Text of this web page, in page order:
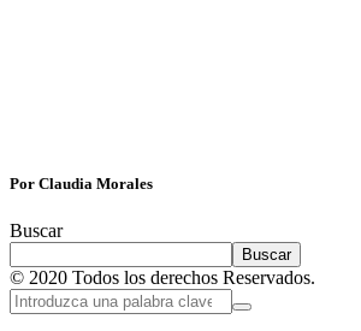
Por Claudia Morales
Buscar
Buscar
© 2020 Todos los derechos Reservados.